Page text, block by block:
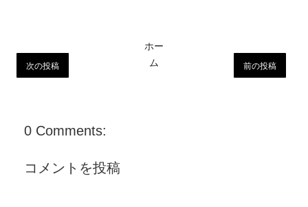
次の投稿 前の投稿
ホー
ム
0 Comments:
コメントを投稿